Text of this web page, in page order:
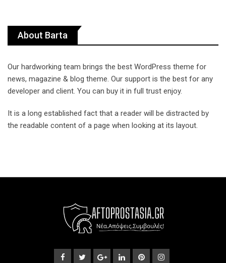
About Barta
Our hardworking team brings the best WordPress theme for
news, magazine & blog theme. Our support is the best for any
developer and client. You can buy it in full trust enjoy.
It is a long established fact that a reader will be distracted by
the readable content of a page when looking at its layout.